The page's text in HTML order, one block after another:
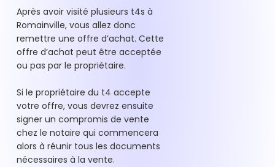
Après avoir visité plusieurs t4s à
Romainville, vous allez donc
remettre une offre d’achat. Cette
offre d’achat peut être acceptée
ou pas par le propriétaire.
Si le propriétaire du t4 accepte
votre offre, vous devrez ensuite
signer un compromis de vente
chez le notaire qui commencera
alors à réunir tous les documents
nécessaires à la vente.